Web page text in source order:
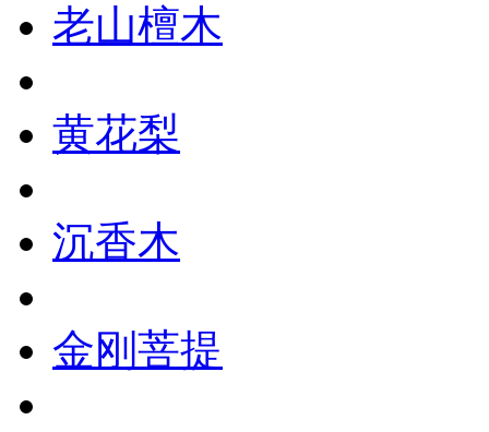
老山檀木
黄花梨
沉香木
金刚菩提